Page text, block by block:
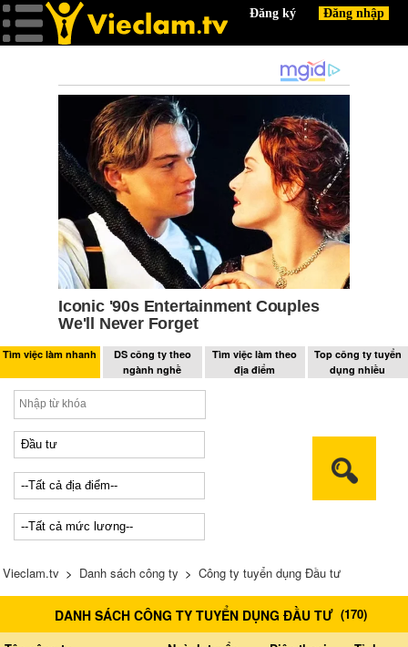
Tìm việc làm nhanh
DS công ty theo
ngành nghề
Tìm việc làm theo
địa điểm
Top công ty tuyển
dụng nhiều
Vieclam.tv > Danh sách công ty > Công ty tuyển dụng Đầu tư
DANH SÁCH CÔNG TY TUYỂN DỤNG ĐẦU TƯ (170)